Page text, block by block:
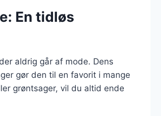
En tidløs
aldrig går af mode. Dens
gør den til en favorit i mange
grøntsager, vil du altid ende